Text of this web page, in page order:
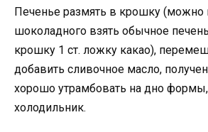
Печенье размять в крошку (можно
шоколадного взять обычное
крошку 1 ст. ложку какао),
добавить сливочное масло,
хорошо утрамбовать на дно формы,
холодильник.